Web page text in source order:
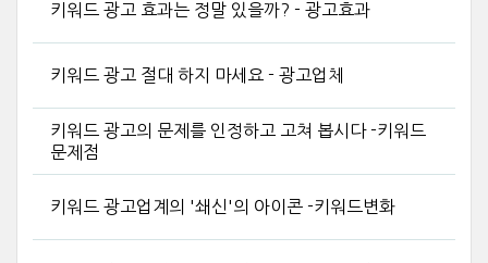
키워드 광고 효과는 정말 있을까? - 광고효과
키워드 광고 절대 하지 마세요 - 광고업체
키워드 광고의 문제를 인정하고 고쳐 봅시다 -키워드
문제점
키워드 광고업계의 '쇄신'의 아이콘 -키워드변화